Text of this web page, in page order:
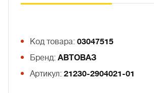
Код товара: 03047515
Бренд: АВТОВАЗ
Артикул: 21230-2904021-01